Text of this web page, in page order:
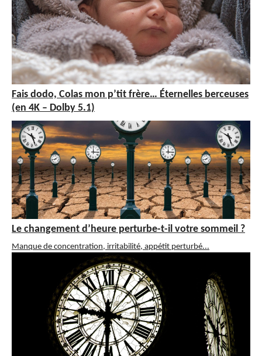
Fais dodo, Colas mon p’tit frère… Éternelles berceuses
(en 4K – Dolby 5.1)
Le changement d’heure perturbe-t-il votre sommeil ?
Manque de concentration, irritabilité, appétit perturbé...